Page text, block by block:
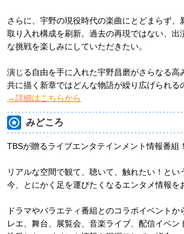
さらに、宇野の現役時代の楽曲にとどまらず、
取り入れ構成を刷新。過去の再現ではない、出
な挑戦を楽しみにしていただきたい。
演じる自由を手に入れた宇野昌磨がさらなる高
共に描く新章ではどんな物語が繰り広げられる
→詳細はこちらから
みどころ
TBSが贈るライブエンタテインメント情報番組！
リアルな空間で観て、聴いて、触れたい！とい
今、とにかく足を運びたくなるエンタメ情報を
ドラマやバラエティ番組とのコラボイベントか
レエ、舞台、展覧会、音楽ライブ、配信イベン